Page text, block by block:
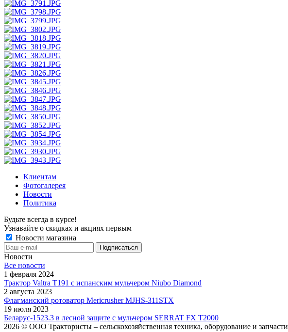
Клиентам
Фотогалерея
Новости
Политика
Будьте всегда в курсе!
Узнавайте о скидках и акциях первым
Новости магазина
Новости
Все новости
1 февраля 2024
Трактор Valtra T191 с испанским мульчером Niubo Diamond
2 августа 2023
Флагманский ротоватор Mericrusher MJHS-311STX
19 июля 2023
Беларус-1523.3 в лесной защите с мульчером SERRAT FX T2000
2026 © ООО Трактористы – cельскохозяйственная техника, оборудование и запчасти